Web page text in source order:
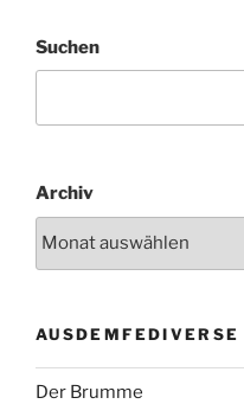
Suchen
Archiv
AUSDEMFEDIVERSE
Der Brumme